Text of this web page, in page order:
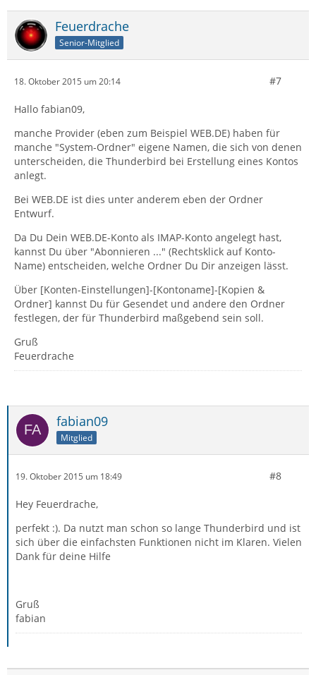
Feuerdrache
Senior-Mitglied
18. Oktober 2015 um 20:14 #7
Hallo fabian09,
manche Provider (eben zum Beispiel WEB.DE) haben für
manche "System-Ordner" eigene Namen, die sich von denen
unterscheiden, die Thunderbird bei Erstellung eines Kontos
anlegt.
Bei WEB.DE ist dies unter anderem eben der Ordner
Entwurf.
Da Du Dein WEB.DE-Konto als IMAP-Konto angelegt hast,
kannst Du über "Abonnieren ..." (Rechtsklick auf Konto-
Name) entscheiden, welche Ordner Du Dir anzeigen lässt.
Über [Konten-Einstellungen]-[Kontoname]-[Kopien &
Ordner] kannst Du für Gesendet und andere den Ordner
festlegen, der für Thunderbird maßgebend sein soll.
Gruß
Feuerdrache
fabian09
Mitglied
19. Oktober 2015 um 18:49 #8
Hey Feuerdrache,
perfekt :). Da nutzt man schon so lange Thunderbird und ist
sich über die einfachsten Funktionen nicht im Klaren. Vielen
Dank für deine Hilfe
Gruß
fabian